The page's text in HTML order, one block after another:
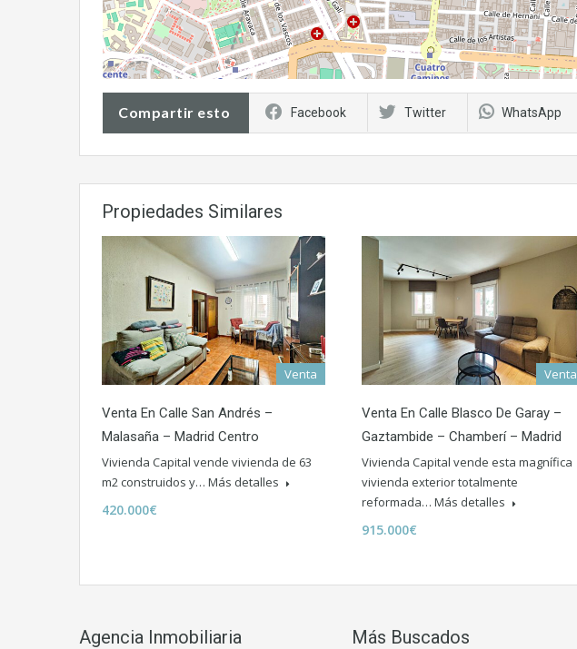
Compartir esto Facebook Twitter WhatsApp
Propiedades Similares
Venta
Venta En Calle San Andrés –
Malasaña – Madrid Centro
Vivienda Capital vende vivienda de 63
m2 construidos y… Más detalles
420.000€
Venta
Venta En Calle Blasco De Garay –
Gaztambide – Chamberí – Madrid
Vivienda Capital vende esta magnífica
vivienda exterior totalmente
reformada… Más detalles
915.000€
Agencia Inmobiliaria Más Buscados